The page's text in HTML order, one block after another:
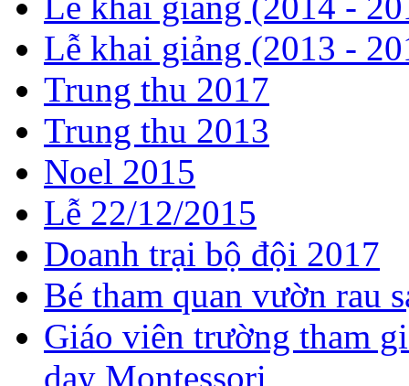
Lễ khai giảng (2013 -
Trung thu 2017
Trung thu 2013
Noel 2015
Lễ 22/12/2015
Doanh trại bộ đội 2017
Bé tham quan vườn rau
Giáo viên trường tham
dạy Montessori